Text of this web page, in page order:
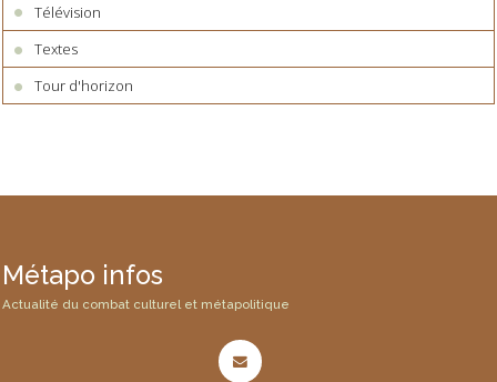
Télévision
Textes
Tour d'horizon
Métapo infos
Actualité du combat culturel et métapolitique